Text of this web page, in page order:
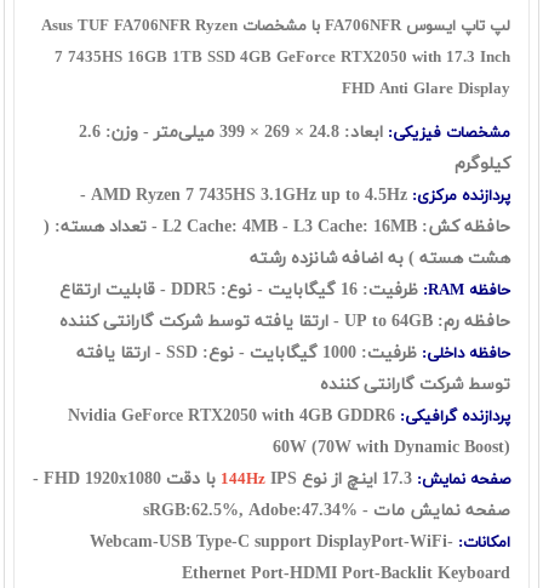
لپ تاپ ایسوس FA706NFR با مشخصات Asus TUF FA706NFR Ryzen
7 7435HS 16GB 1TB SSD 4GB GeForce RTX2050 with 17.3 Inch
FHD Anti Glare Display
مشخصات فیزیکی:
ابعاد: 24.8 × 269 × 399 میلی‌متر - وزن: 2.6
کیلوگرم
پردازنده مرکزی: AMD Ryzen 7 7435HS
3.1GHz up to 4.5Hz -
حافظه کش: L2 Cache: 4MB - L3 Cache: 16MB - تعداد هسته: (
هشت هسته ) به اضافه شانزده رشته
حافظه RAM:
ظرفیت: 16 گيگابايت - نوع: DDR5 - قابلیت ارتقاع
حافظه رم: UP to 64GB - ارتقا یافته توسط شرکت گارانتی کننده
حافظه داخلی:
ظرفیت: 1000 گیگابایت - نوع: SSD - ارتقا یافته
توسط شرکت گارانتی کننده
پردازنده گرافیکی: Nvidia GeForce RTX2050 with 4GB GDDR6
60W (70W with Dynamic Boost)
صفحه نمایش: 144Hz
IPS با دقت FHD 1920x1080 -
صفحه نمایش مات - sRGB:62.5%, Adobe:47.34%
امکانات: Webcam-USB Type-C support DisplayPort-WiFi-
Ethernet Port-HDMI Port-Backlit Keyboard